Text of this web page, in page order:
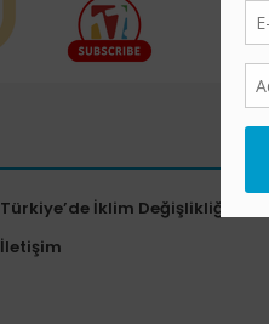
Türkiye’de İklim Değişlikliği Algısı
İletişim